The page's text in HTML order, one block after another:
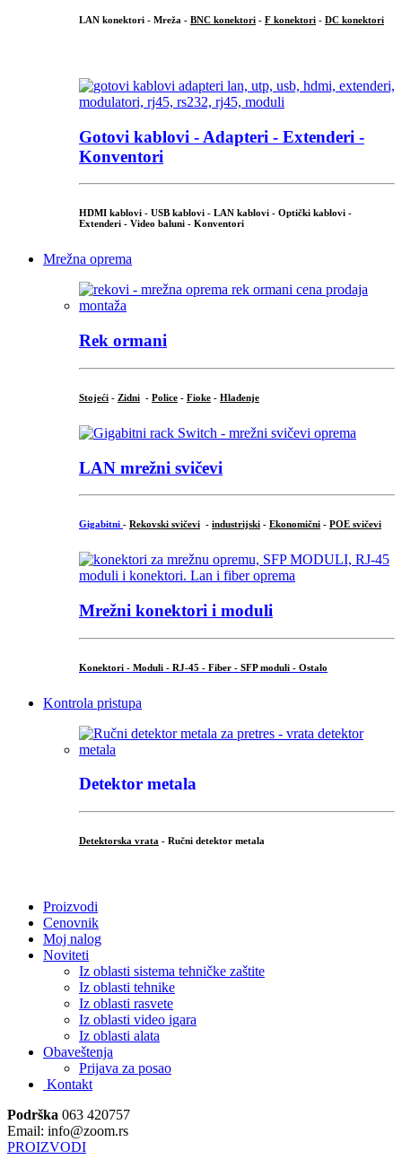
LAN konektori - Mreža - BNC konektori - F konektori - DC konektori
Gotovi kablovi - Adapteri - Extenderi -
Konventori
HDMI kablovi - USB kablovi - LAN kablovi - Optički kablovi -
Extenderi - Video baluni - Konventori
Mrežna oprema
Rek ormani
Stojeći - Zidni - Police - Fioke - Hlađenje
LAN mrežni svičevi
Gigabitni - Rekovski svičevi - industrijski - Ekonomični - POE svičevi
Mrežni konektori i moduli
Konektori - Moduli - RJ-45 - Fiber - SFP moduli - Ostalo
Kontrola pristupa
Detektor metala
Detektorska vrata - Ručni detektor metala
Proizvodi
Cenovnik
Moj nalog
Noviteti
Iz oblasti sistema tehničke zaštite
Iz oblasti tehnike
Iz oblasti rasvete
Iz oblasti video igara
Iz oblasti alata
Obaveštenja
Prijava za posao
Kontakt
Podrška 063 420757
Email: info@zoom.rs
PROIZVODI